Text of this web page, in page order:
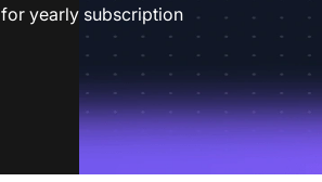
for yearly subscription